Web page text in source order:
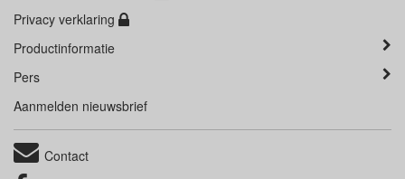
Privacy verklaring
Productinformatie
Pers
Aanmelden nieuwsbrief
Contact